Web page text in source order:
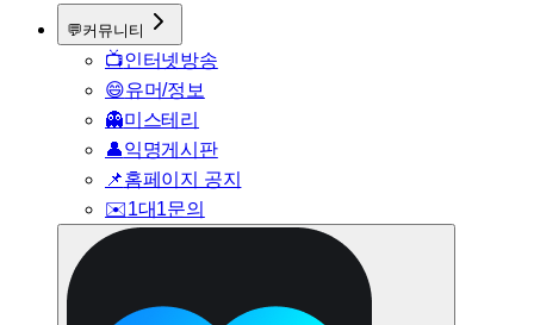
💬커뮤니티
📺인터넷방송
😄유머/정보
👻미스테리
👤익명게시판
📌홈페이지 공지
✉️1대1문의